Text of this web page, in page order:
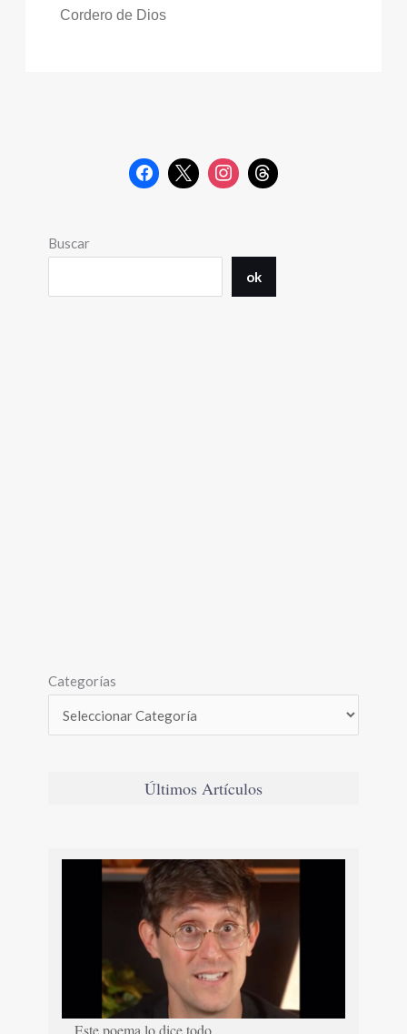
Cordero de Dios
Buscar
ok
Categorías
Últimos Artículos
Este poema lo dice todo